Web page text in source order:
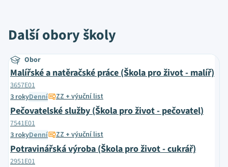
Další obory školy
Obor
Malířské a natěračské práce (Škola pro život - malíř)
3657E01
3 rokyDenní ZZ + výuční list
Pečovatelské služby (Škola pro život - pečovatel)
7541E01
3 rokyDenní ZZ + výuční list
Potravinářská výroba (Škola pro život - cukrář)
2951E01